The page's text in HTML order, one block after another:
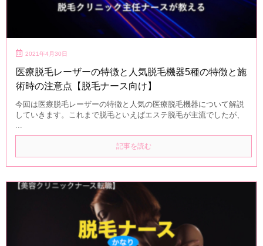
2021年4月30日
医療脱毛レーザーの特徴と人気脱毛機器5種の特徴と施
術時の注意点【脱毛ナース向け】
今回は医療脱毛レーザーの特徴と人気の医療脱毛機器について解説
していきます。これまで脱毛といえばエステ脱毛が主流でしたが、
...
記事を読む